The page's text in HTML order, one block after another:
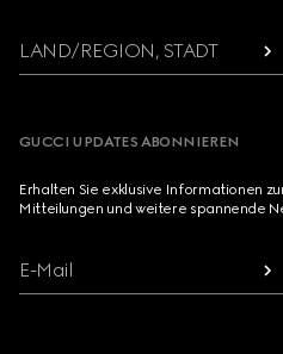
LAND/REGION, STADT
GUCCI UPDATES ABONNIEREN
Erhalten Sie exklusive Informationen
Mitteilungen und weitere spannende
E-Mail